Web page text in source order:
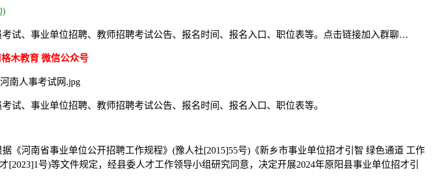
试、事业单位招聘、教师招聘考试公告、报名时间、报名入口、职位表等。点击链接加入群聊…
木教育 微信公众号
、事业单位招聘、教师招聘考试公告、报名时间、报名入口、职位表等。
河南省事业单位公开招聘工作规程》(豫人社[2015]55号)《新乡市事业单位招才引智 绿色通道 工作
号)等文件规定，经县委人才工作领导小组研究同意，决定开展2024年原阳县事业单位招才引